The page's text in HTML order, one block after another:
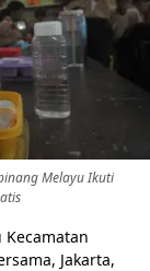
Melayu Ikuti
Kecamatan
Jakarta,